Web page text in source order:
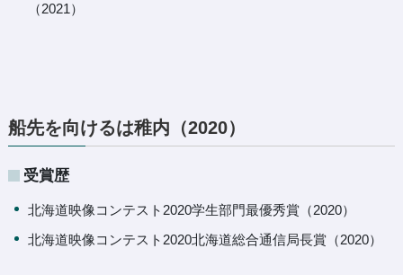
（2021）
船先を向けるは稚内（2020）
受賞歴
北海道映像コンテスト2020学生部門最優秀賞（2020）
北海道映像コンテスト2020北海道総合通信局長賞（2020）